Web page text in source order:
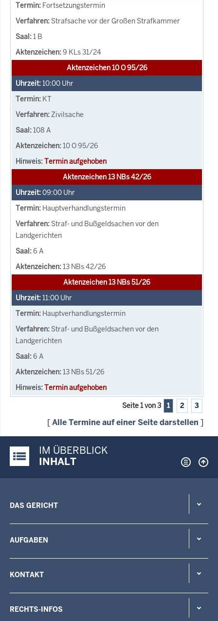
Fortsetzungstermin
Strafsache vor der Großen Strafkammer
1 B
9 KLs 31/24
Aktenzeichen 10 O 95/26
10:00 Uhr
KT
Zivilsache
108 A
10 O 95/26
Termin aufgehoben
Aktenzeichen 13 NBs 42/26
09:00 Uhr
Hauptverhandlungstermin
Straf- und Bußgeldsachen vor den
Landgerichten
6 A
13 NBs 42/26
Aktenzeichen 13 NBs 51/26
11:00 Uhr
Hauptverhandlungstermin
Straf- und Bußgeldsachen vor den
Landgerichten
6 A
13 NBs 51/26
Termin aufgehoben
Seite 1 von 3 1 2 3
[Alle Termine auf einer Seite darstellen ]
Justiz-Portal im Überblick:
IM ÜBERBLICK
INHALT
DAS GERICHT
AUFGABEN
KONTAKT
RECHTS-INFOS